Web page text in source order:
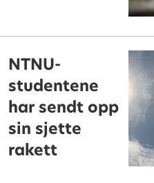
NTNU-
studentene
har sendt opp
sin sjette
rakett